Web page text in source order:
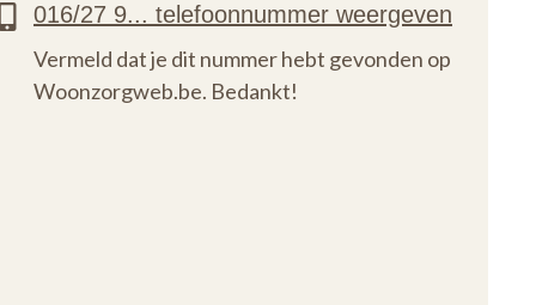
Vermeld dat je dit nummer hebt gevonden op
Woonzorgweb.be. Bedankt!